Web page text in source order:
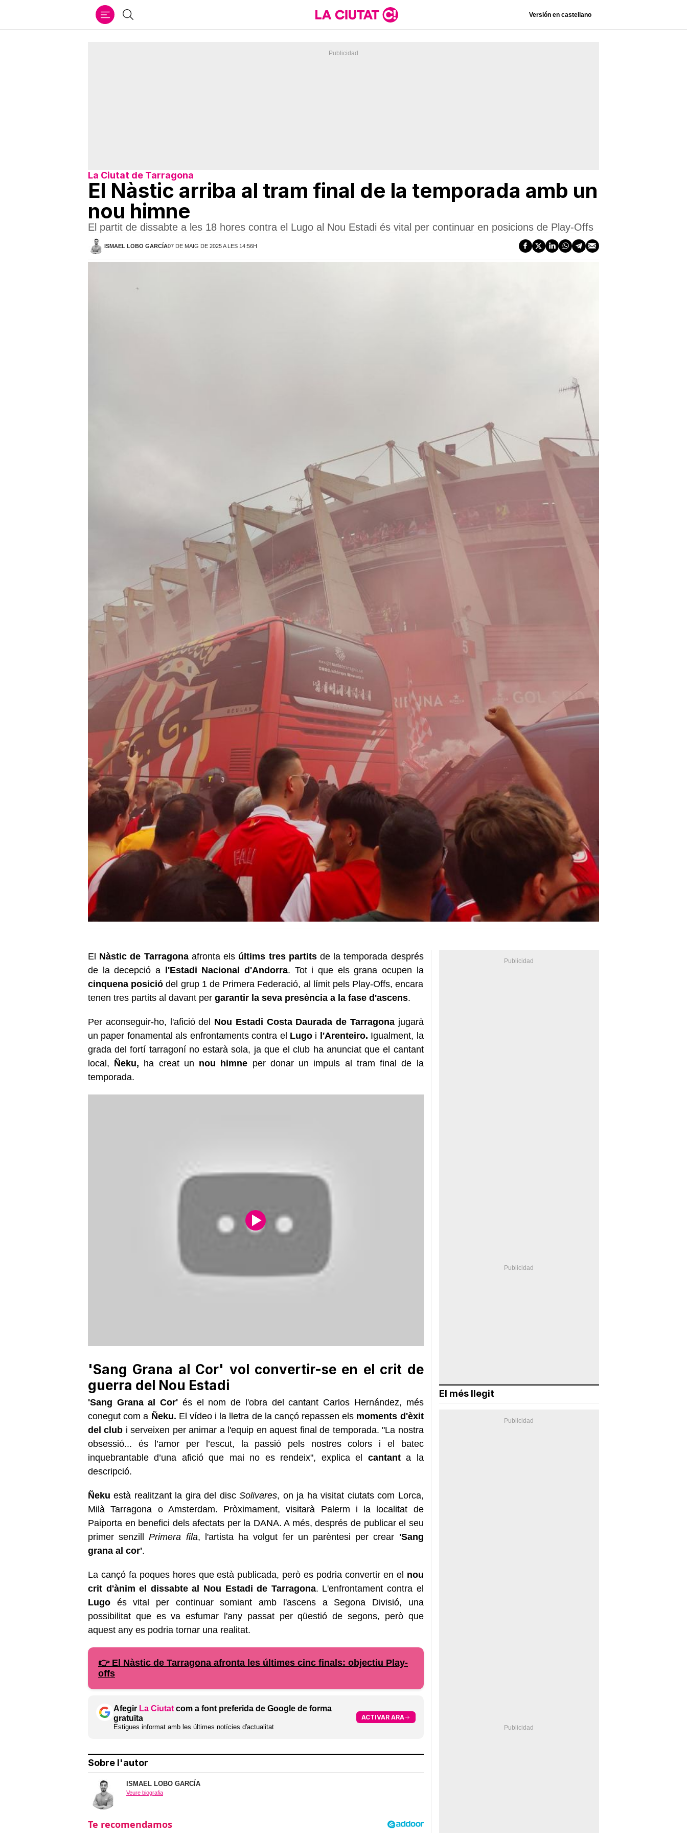
Cercar Versión en castellano
La Ciutat de Tarragona
El Nàstic arriba al tram final de la temporada amb un
nou himne
El partit de dissabte a les 18 hores contra el Lugo al Nou Estadi és vital per continuar en posicions de Play-Offs
ISMAEL LOBO GARCÍA07 DE MAIG DE 2025 A LES 14:56H
El Nàstic de Tarragonaafronta els últims tres partitsde la temporada després
de la decepció a l'Estadi Nacional d'Andorra. Tot i que els grana ocupen la
cinquena posició del grup 1 de Primera Federació, al límit pels Play-Offs, encara
tenen tres partits al davant per garantir la seva presència a la fase d'ascens.
Per aconseguir-ho, l'afició del Nou Estadi Costa Daurada de Tarragonajugarà
un paper fonamental als enfrontaments contra el Lugoi l'Arenteiro. Igualment, la
grada del fortí tarragoní no estarà sola, ja que el club ha anunciat que el cantant
local, Ñeku, ha creat un nou himne per donar un impuls al tram final de la
temporada.
'Sang Grana al Cor' vol convertir-se en el crit de
guerra del Nou Estadi
'Sang Grana al Cor' és el nom de l'obra del cantant Carlos Hernández, més
conegut com a Ñeku. El vídeo i la lletra de la cançó repassen els moments d'èxit
del club i serveixen per animar a l'equip en aquest final de temporada. "La nostra
obsessió... és l’amor per l’escut, la passió pels nostres colors i el batec
inquebrantable d’una afició que mai no es rendeix", explica el cantanta la
descripció.
Ñeku està realitzant la gira del discSolivares, on ja ha visitat ciutats com Lorca,
Milà Tarragona o Amsterdam. Pròximament, visitarà Palerm i la localitat de
Paiporta en benefici dels afectats per la DANA. A més, després de publicar el seu
primer senzillPrimera fila, l'artista ha volgut fer un parèntesi per crear 'Sang
grana al cor'.
La cançó fa poques hores que està publicada, però es podria convertir en el nou
crit d'ànim el dissabte al Nou Estadi de Tarragona. L'enfrontament contra el
Lugo és vital per continuar somiant amb l'ascens a Segona Divisió, una
possibilitat que es va esfumar l'any passat per qüestió de segons, però que
aquest any es podria tornar una realitat.
👉 El Nàstic de Tarragona afronta les últimes cinc finals: objectiu Play-
offs
Afegir La Ciutat com a font preferida de Google de forma
gratuïta
Estigues informat amb les últimes notícies d'actualitat
ACTIVAR ARA
Sobre l'autor
ISMAEL LOBO GARCÍA
Veure biografia
El més llegit